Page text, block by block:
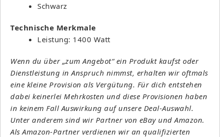
Schwarz
Technische Merkmale
Leistung: 1400 Watt
Wenn du über „zum Angebot“ ein Produkt kaufst oder
Dienstleistung in Anspruch nimmst, erhalten wir oftmals
eine kleine Provision als Vergütung. Für dich entstehen
dabei keinerlei Mehrkosten und diese Provisionen haben
in keinem Fall Auswirkung auf unsere Deal-Auswahl.
Unter anderem sind wir Partner von eBay und Amazon.
Als Amazon-Partner verdienen wir an qualifizierten